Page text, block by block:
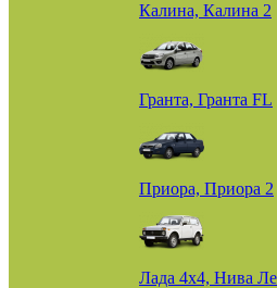
Калина, Калина 2
Гранта, Гранта FL
Приора, Приора 2
Лада 4х4, Нива